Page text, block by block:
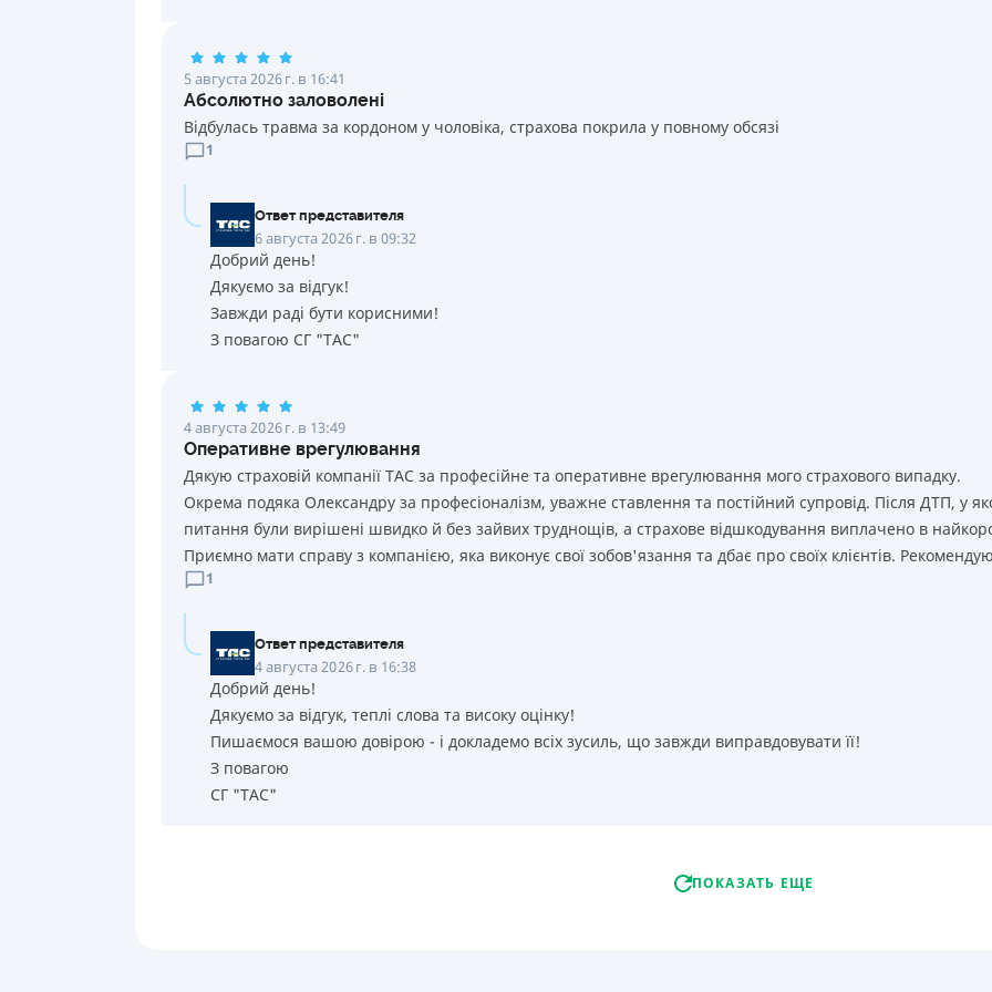
5 августа 2026 г. в 16:41
Абсолютно заловолені
Відбулась травма за кордоном у чоловіка, страхова покрила у повному обсязі
1
Ответ представителя
6 августа 2026 г. в 09:32
Добрий день!
Дякуємо за відгук!
Завжди раді бути корисними!
З повагою СГ "ТАС"
4 августа 2026 г. в 13:49
Оперативне врегулювання
Дякую страховій компанії ТАС за професійне та оперативне врегулювання мого страхового випадку.
Окрема подяка Олександру за професіоналізм, уважне ставлення та постійний супровід. Після ДТП, у
питання були вирішені швидко й без зайвих труднощів, а страхове відшкодування виплачено в
Приємно мати справу з компанією, яка виконує свої зобов'язання та дбає про своїх клієнтів.
1
Ответ представителя
4 августа 2026 г. в 16:38
Добрий день!
Дякуємо за відгук, теплі слова та високу оцінку!
Пишаємося вашою довірою - і докладемо всіх зусиль, що завжди виправдовувати її!
З повагою
СГ "ТАС"
ПОКАЗАТЬ ЕЩЕ